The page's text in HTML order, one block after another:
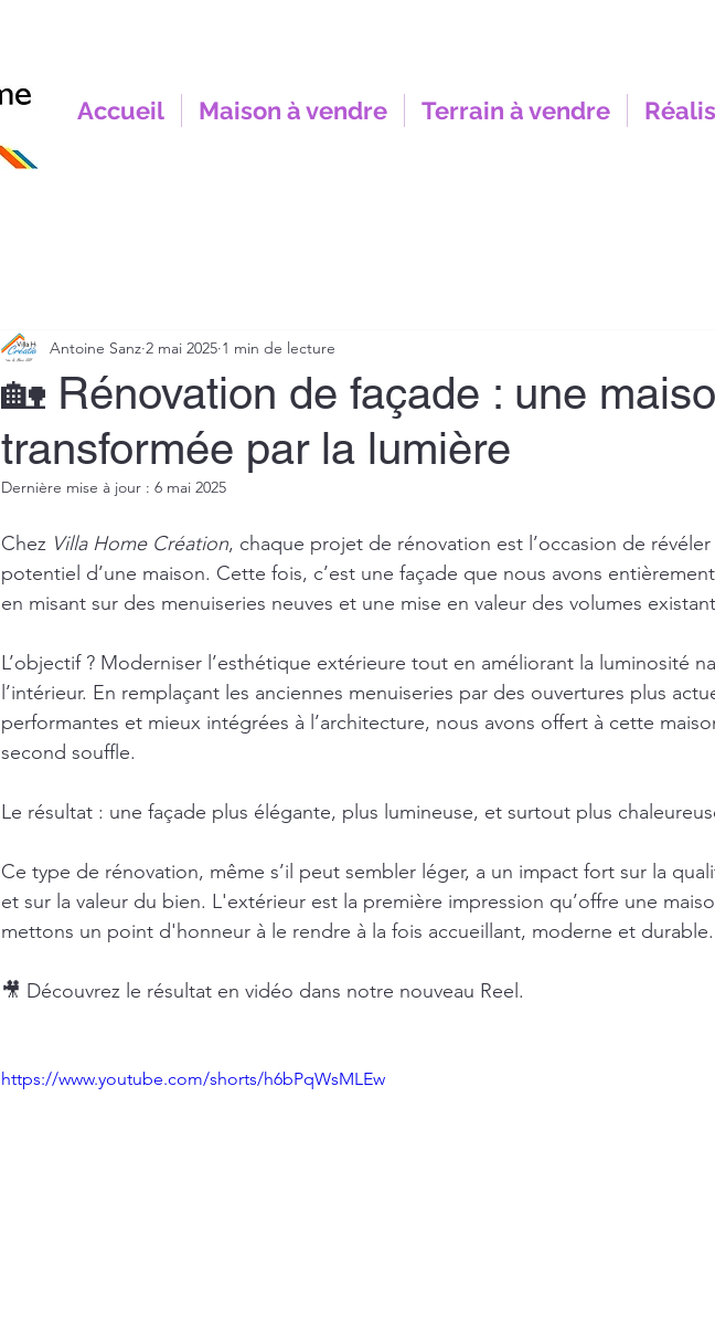
Accueil Maison à vendre Terrain à vendre
🏡 Rénovation de façade : une
transformée par la lumière
Antoine Sanz 2 mai 2025 1 min de lecture
Dernière mise à jour : 6 mai 2025
Chez Villa Home Création, chaque projet de rénovation est l’occasion de révéler
potentiel d’une maison. Cette fois, c’est une façade que nous avons
en misant sur des menuiseries neuves et une mise en valeur des volumes
L’objectif ? Moderniser l’esthétique extérieure tout en améliorant la luminosité
l’intérieur. En remplaçant les anciennes menuiseries par des ouvertures plus
performantes et mieux intégrées à l’architecture, nous avons offert à cette
second souffle.
Le résultat : une façade plus élégante, plus lumineuse, et surtout plus
Ce type de rénovation, même s’il peut sembler léger, a un impact fort sur la
et sur la valeur du bien. L'extérieur est la première impression qu’offre une
mettons un point d'honneur à le rendre à la fois accueillant, moderne et durable.
🎥 Découvrez le résultat en vidéo dans notre nouveau Reel.
https://www.youtube.com/shorts/h6bPqWsMLEw